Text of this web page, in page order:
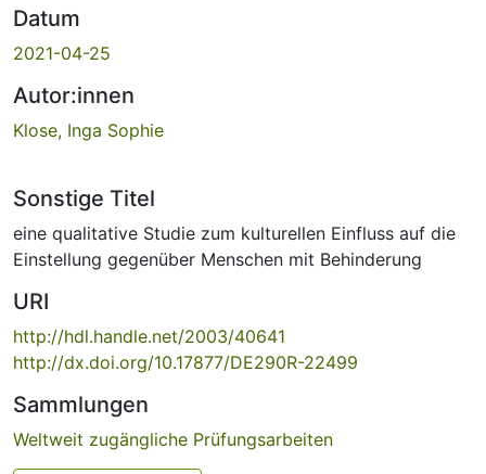
Datum
2021-04-25
Autor:innen
Klose, Inga Sophie
Sonstige Titel
eine qualitative Studie zum kulturellen Einfluss auf die
Einstellung gegenüber Menschen mit Behinderung
URI
http://hdl.handle.net/2003/40641
http://dx.doi.org/10.17877/DE290R-22499
Sammlungen
Weltweit zugängliche Prüfungsarbeiten